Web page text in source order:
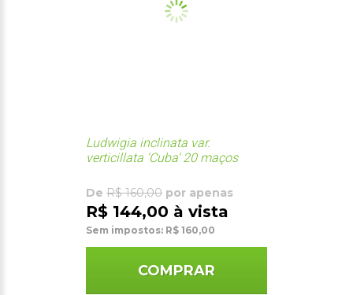
Ludwigia inclinata var.
verticillata 'Cuba' 20 maços
De R$ 160,00 por apenas
R$ 144,00 à vista
Sem impostos: R$ 160,00
COMPRAR